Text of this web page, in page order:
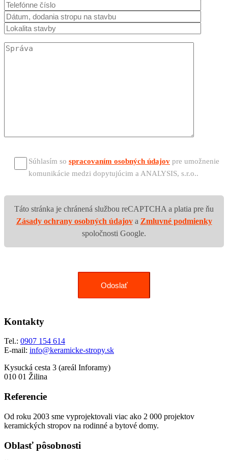
Súhlasím so spracovaním osobných údajov pre umožnenie
komunikácie medzi dopytujúcim a ANALYSIS, s.r.o..
Táto stránka je chránená službou reCAPTCHA a platia pre ňu
Zásady ochrany osobných údajova Zmluvné podmienky
spoločnosti Google.
Kontakty
Tel.: 0907 154 614
E-mail: info@keramicke-stropy.sk
Kysucká cesta 3 (areál Inforamy)
010 01 Žilina
Referencie
Od roku 2003 sme vyprojektovali viac ako 2 000 projektov
keramických stropov na rodinné a bytové domy.
Oblasť pôsobnosti